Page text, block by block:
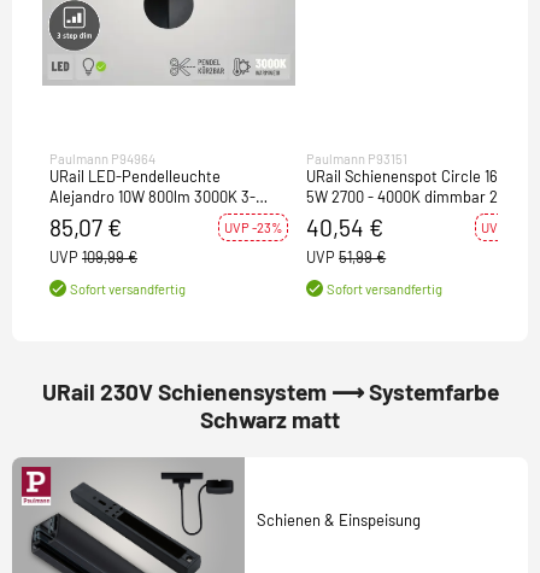
Paulmann P94964
URail LED-Pendelleuchte
Alejandro 10W 800lm 3000K 3-
Step-Dim dimmbar Schwarz matt
(LED fest verbaut)
85,07 € UVP -23%
UVP 109,99 €
Sofort versandfertig
Paulmann P93151
URail Schienenspot Circle 160lm
5W 2700 - 4000K dimmbar 230V
Schwarz matt
40,54 € UVP -22%
UVP 51,99 €
Sofort versandfertig
URail 230V Schienensystem ⟶ Systemfarbe
Schwarz matt
Schienen & Einspeisung